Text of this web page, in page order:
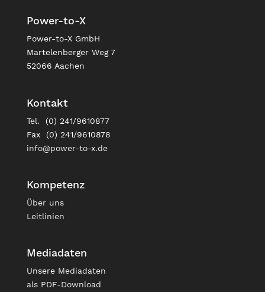
Power-to-X
Power-to-X GmbH
Martelenberger Weg 7
52066 Aachen
Kontakt
Tel. (0) 241/9610877
Fax (0) 241/9610878
info@power-to-x.de
Kompetenz
Über uns
Leitlinien
Mediadaten
Unsere Mediadaten
als PDF-Download